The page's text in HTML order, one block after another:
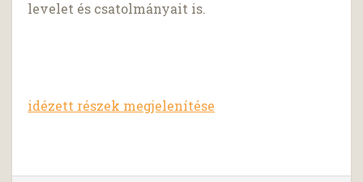
levelet és csatolmányait is.
idézett részek megjelenítése